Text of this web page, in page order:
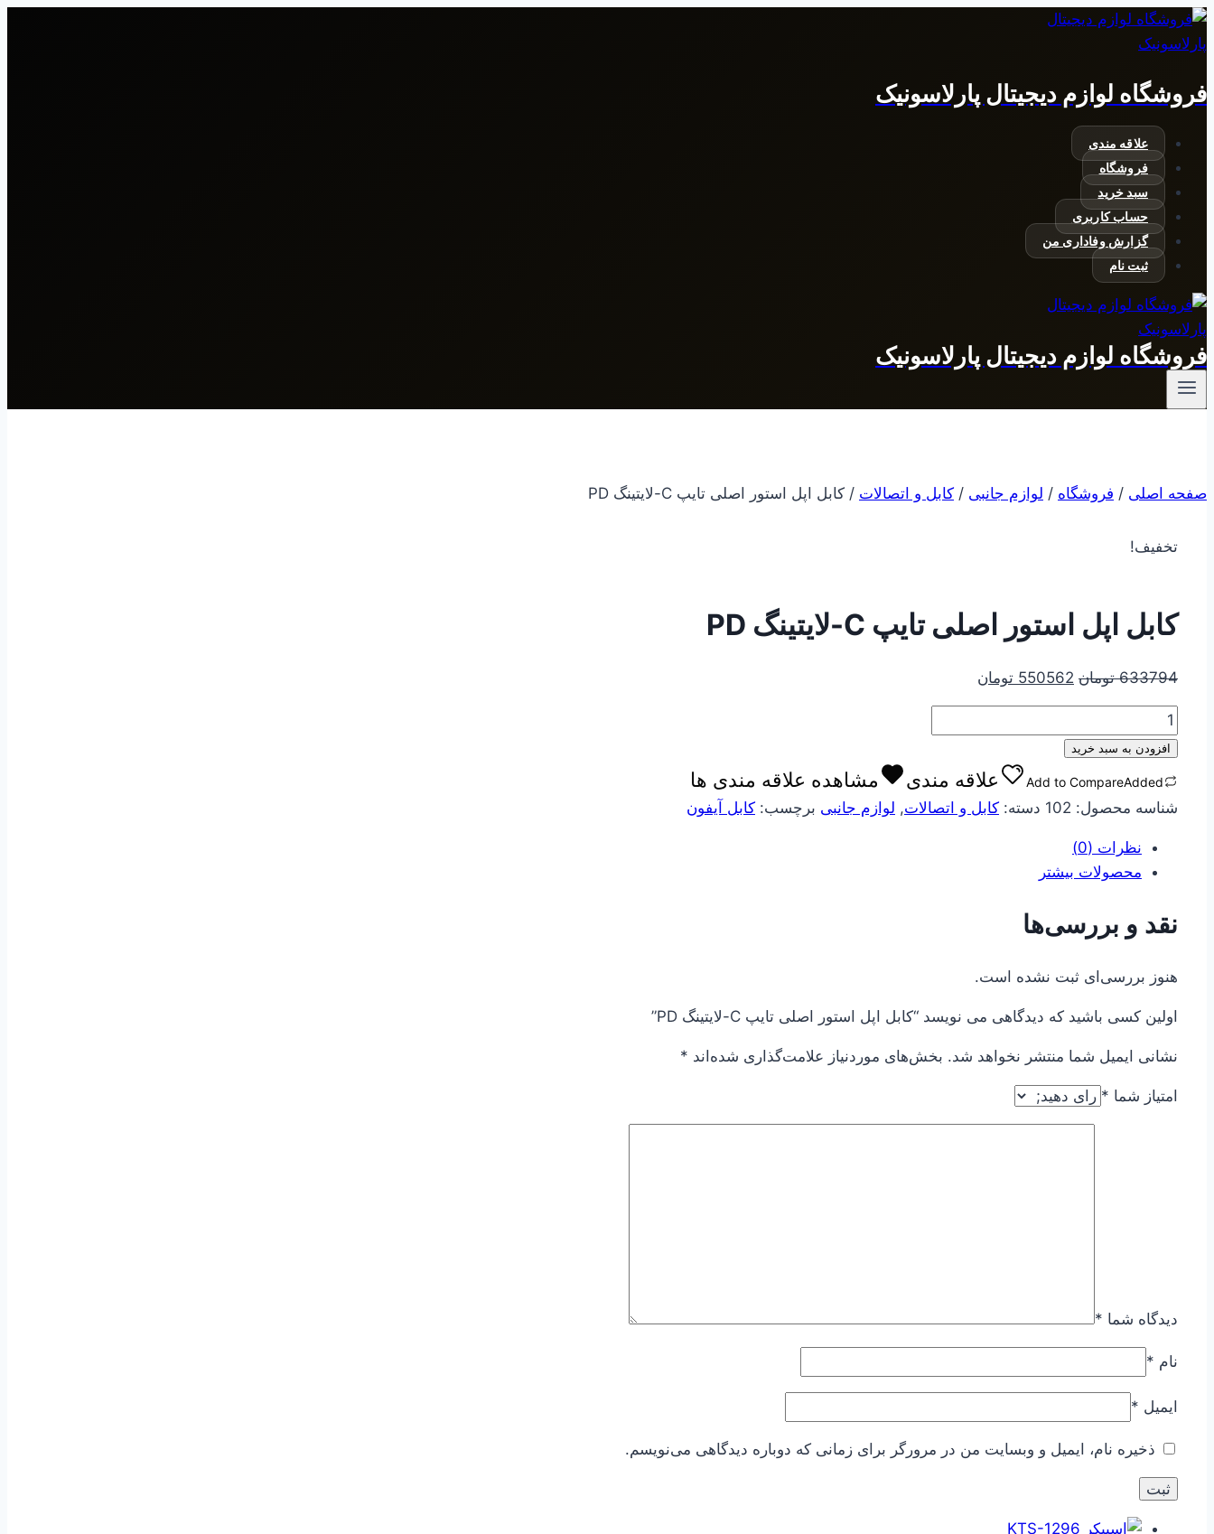
بازگشت
به
فروشگاه لوازم دیجیتال پارلاسونیک
علاقه مندی
فروشگاه
سبد خرید
حساب کاربری
گزارش وفاداری من
ثبت نام
فروشگاه لوازم دیجیتال پارلاسونیک
صفحه اصلی / فروشگاه / لوازم جانبی / کابل و اتصالات / کابل اپل استور اصلی تایپ C-لایتینگ PD
تخفیف!
کابل اپل استور اصلی تایپ C-لایتینگ PD
633794 تومان قیمت
اصلی
بود.
550562 تومان
فعلی
کابل
اپل
اصلی
تایپ
افزودن به سبد خرید
Add to CompareAdded علاقه مندی مشاهده علاقه مندی ها
شناسه محصول: 102 دسته: کابل و اتصالات, لوازم جانبی برچسب: کابل آیفون
نظرات (0)
محصولات بیشتر
نقد و بررسی‌ها
هنوز بررسی‌ای ثبت نشده است.
اولین کسی باشید که دیدگاهی می نویسد “کابل اپل استور اصلی تایپ C-لایتینگ PD”
نشانی ایمیل شما منتشر نخواهد شد. بخش‌های موردنیاز علامت‌گذاری شده‌اند *
امتیاز شما *
دیدگاه شما *
نام *
ایمیل *
ذخیره نام، ایمیل و وبسایت من در مرورگر برای زمانی که دوباره دیدگاهی می‌نویسم.